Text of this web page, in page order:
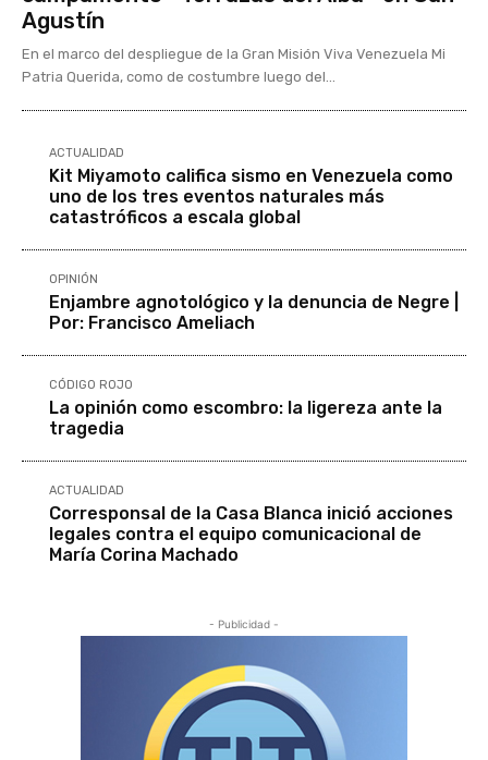
Agustín
En el marco del despliegue de la Gran Misión Viva Venezuela Mi
Patria Querida, como de costumbre luego del...
ACTUALIDAD
Kit Miyamoto califica sismo en Venezuela como
uno de los tres eventos naturales más
catastróficos a escala global
OPINIÓN
Enjambre agnotológico y la denuncia de Negre |
Por: Francisco Ameliach
CÓDIGO ROJO
La opinión como escombro: la ligereza ante la
tragedia
ACTUALIDAD
Corresponsal de la Casa Blanca inició acciones
legales contra el equipo comunicacional de
María Corina Machado
- Publicidad -